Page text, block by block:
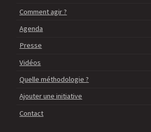
Comment agir ?
Agenda
Presse
Vidéos
Quelle méthodologie ?
Ajouter une initiative
Contact